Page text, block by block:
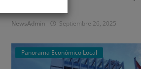
NewsAdmin Septiembre 26, 2025
Panorama Económico Local